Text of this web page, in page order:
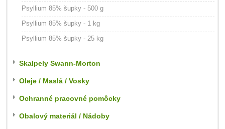
Psyllium 85% šupky - 500 g
Psyllium 85% šupky - 1 kg
Psyllium 85% šupky - 25 kg
Skalpely Swann-Morton
Oleje / Maslá / Vosky
Ochranné pracovné pomôcky
Obalový materiál / Nádoby